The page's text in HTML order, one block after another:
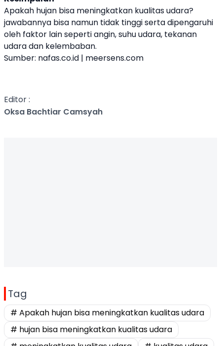
Apakah hujan bisa meningkatkan kualitas udara?
jawabannya bisa namun tidak tinggi serta dipengaruhi
oleh faktor lain seperti angin, suhu udara, tekanan
udara dan kelembaban.
Sumber: nafas.co.id | meersens.com
Editor :
Oksa Bachtiar Camsyah
Tag
# Apakah hujan bisa meningkatkan kualitas udara
# hujan bisa meningkatkan kualitas udara